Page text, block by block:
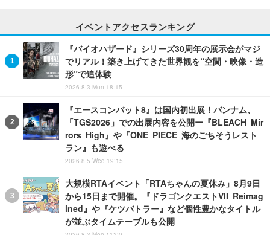
イベントアクセスランキング
『バイオハザード』シリーズ30周年の展示会がマジ
でリアル！築き上げてきた世界観を“空間・映像・造
形”で追体験
2026.8.3 Mon 18:15
『エースコンバット8』は国内初出展！バンナム、
「TGS2026」での出展内容を公開ー『BLEACH Mir
rors High』や『ONE PIECE 海のごちそうレスト
ラン』も遊べる
2026.8.5 Wed 19:15
大規模RTAイベント「RTAちゃんの夏休み」8月9日
から15日まで開催。『ドラゴンクエストVII Reimag
ined』や『ケツバトラー』など個性豊かなタイトル
が並ぶタイムテーブルも公開